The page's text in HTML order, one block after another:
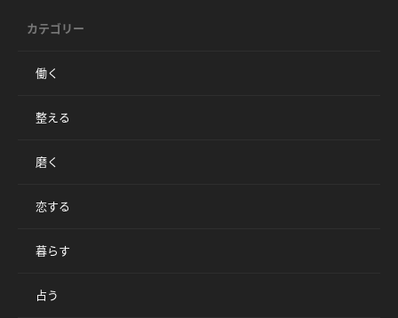
カテゴリー
働く
整える
磨く
恋する
暮らす
占う